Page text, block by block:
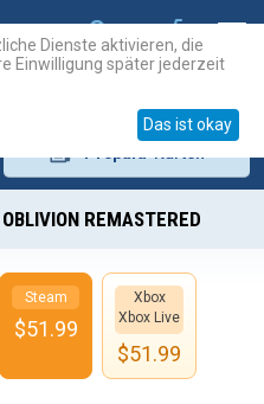
REMASTERED
Steam
$51.99
Xbox
Xbox Live
$51.99
Dienste aktivieren, die
Einwilligung später jederzeit
Das ist okay